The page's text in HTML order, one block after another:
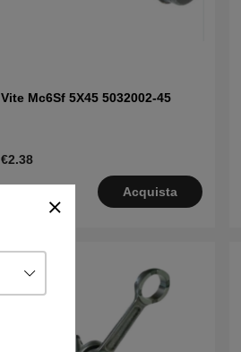
Vite Mc6Sf 5X45 5032002-45
€2.38
in magazzino
Acquista